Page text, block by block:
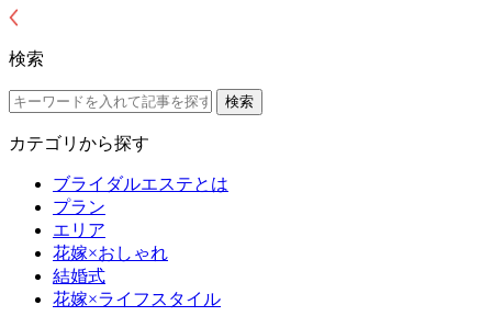
検索
カテゴリから探す
ブライダルエステとは
プラン
エリア
花嫁×おしゃれ
結婚式
花嫁×ライフスタイル